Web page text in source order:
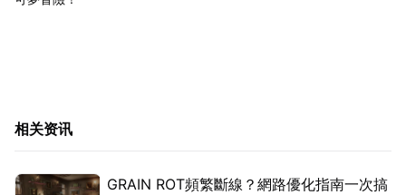
相关资讯
GRAIN ROT頻繁斷線？網路優化指南一次搞